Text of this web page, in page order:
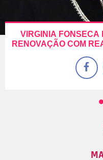
VIRGINIA FONSECA
RENOVAÇÃO COM